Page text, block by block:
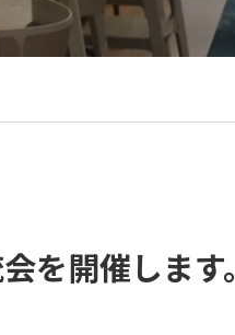
を開催します。